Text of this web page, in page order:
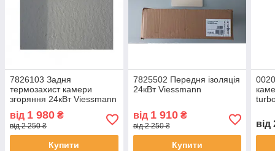
7826103 Задня
термозахист камери
згоряння 24кВт Viessmann
від 1 980 ₴
від 2 250 ₴
Купити
7825502 Передня ізоляція
24кВт Viessmann
від 1 910₴
від 2 250 ₴
Купити
від